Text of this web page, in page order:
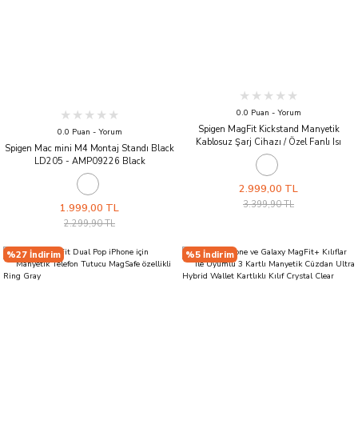
0.0 Puan - Yorum
Spigen Mac mini M4 Montaj Standı Black
LD205 - AMP09226 Black
1.999,00 TL
2.299,90 TL
0.0 Puan - Yorum
Spigen MagFit Kickstand Manyetik
Kablosuz Şarj Cihazı / Özel Fanlı Isı
Düşürücü iPhone için MagSafe özellikli
Cryomax OneTap Pro 3 S310WCK Black
2.999,00 TL
3.399,90 TL
%27 İndirim %5 İndirim